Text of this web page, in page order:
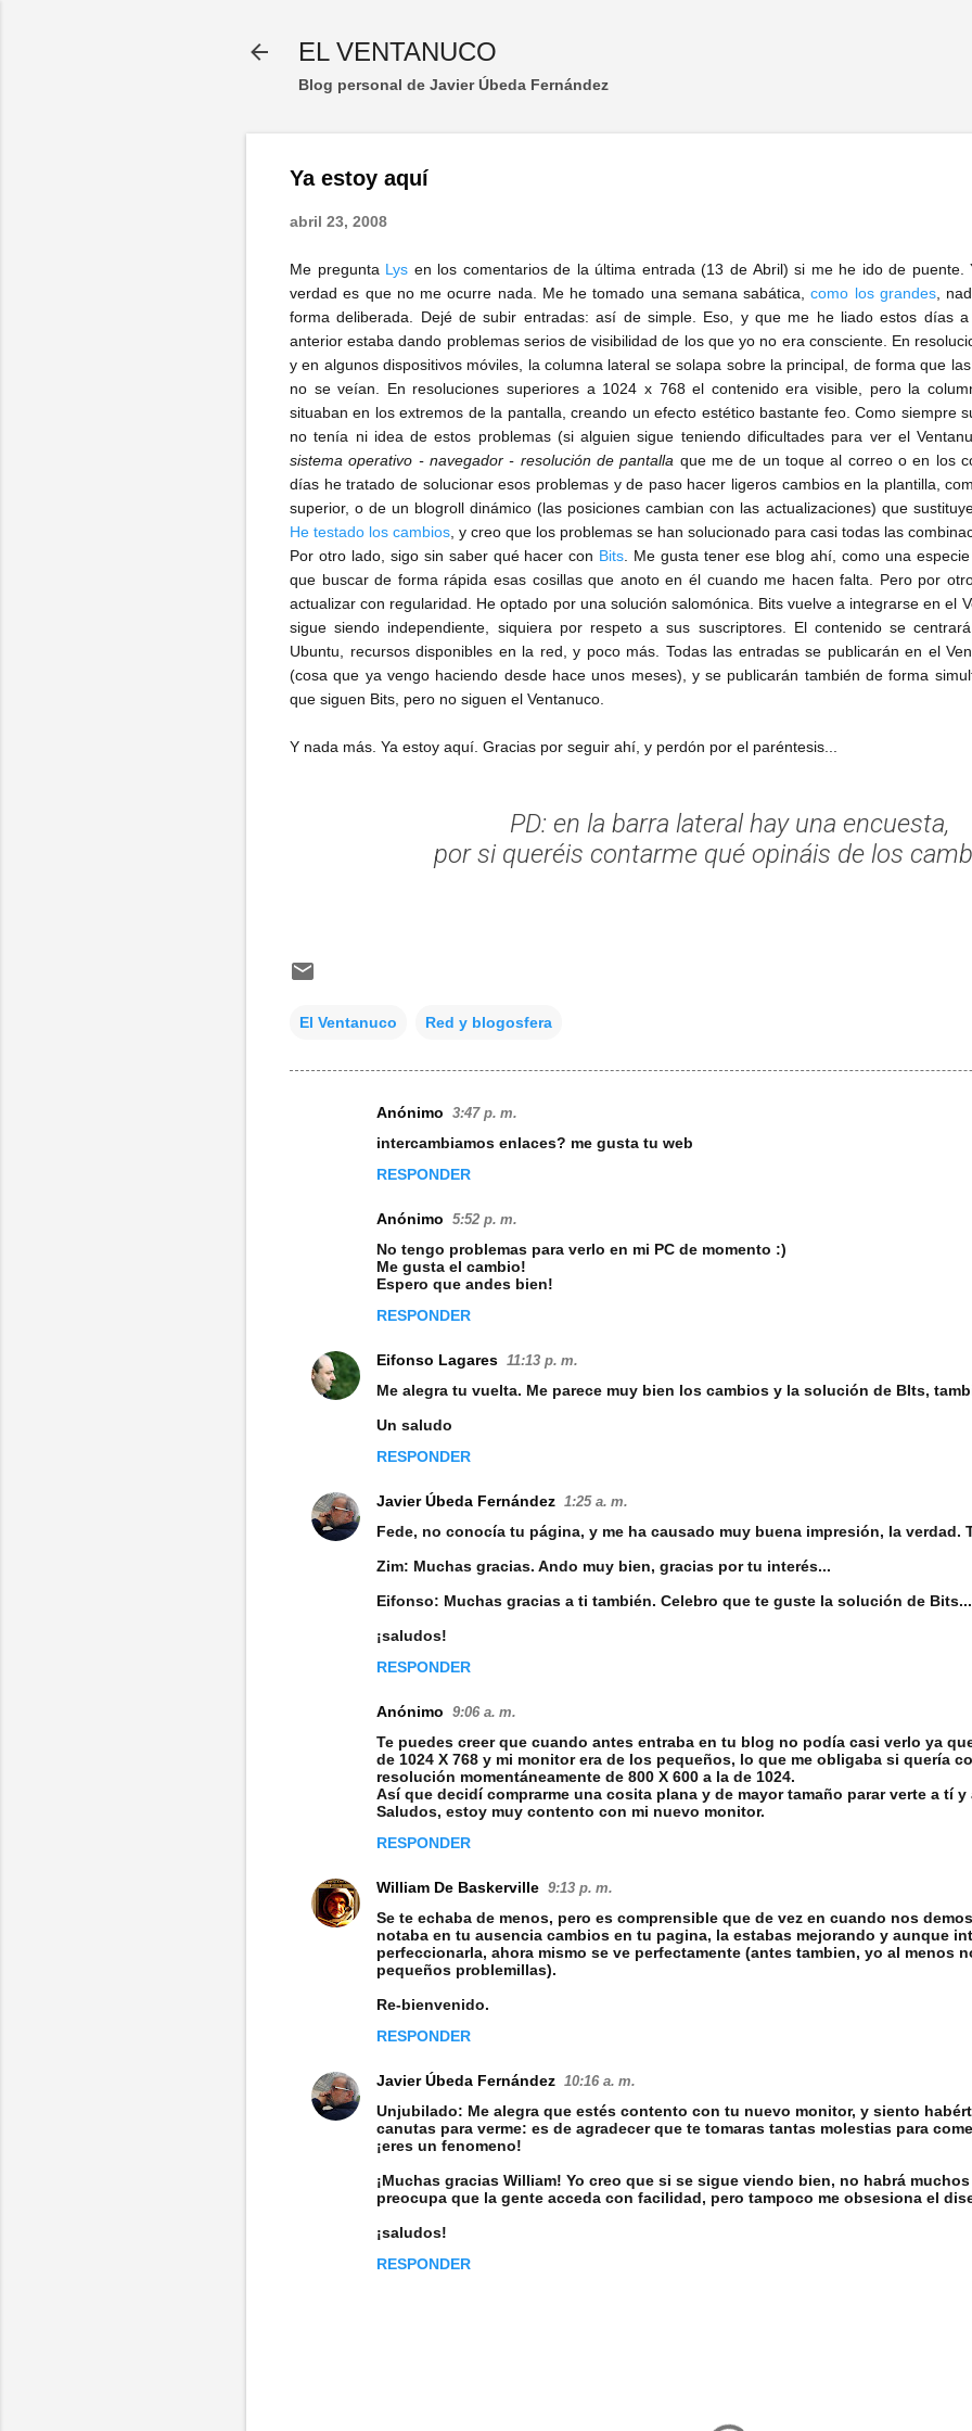
EL VENTANUCO
Blog personal de Javier Úbeda Fernández
Ya estoy aquí
abril 23, 2008
Me pregunta Lys en los comentarios de la última entrada (13 de Abril) si me he ido de puente.
verdad es que no me ocurre nada. Me he tomado una semana sabática,como los grandes,
forma deliberada. Dejé de subir entradas: así de simple. Eso, y que me he liado estos días
anterior estaba dando problemas serios de visibilidad de los que yo no era consciente. En
y en algunos dispositivos móviles, la columna lateral se solapa sobre la principal, de forma que
no se veían. En resoluciones superiores a 1024 x 768 el contenido era visible, pero la
situaban en los extremos de la pantalla, creando un efecto estético bastante feo. Como siempre
no tenía ni idea de estos problemas (si alguien sigue teniendo dificultades para ver el
sistema operativo - navegador - resolución de pantalla que me de un toque al correo o en los
días he tratado de solucionar esos problemas y de paso hacer ligeros cambios en la plantilla,
superior, o de un blogroll dinámico (las posiciones cambian con las actualizaciones) que
He testado los cambios , y creo que los problemas se han solucionado para casi todas las
Por otro lado, sigo sin saber qué hacer con Bits . Me gusta tener ese blog ahí, como una
que buscar de forma rápida esas cosillas que anoto en él cuando me hacen falta. Pero por
actualizar con regularidad. He optado por una solución salomónica. Bits vuelve a integrarse en el
sigue siendo independiente, siquiera por respeto a sus suscriptores. El contenido se
Ubuntu, recursos disponibles en la red, y poco más. Todas las entradas se publicarán en el
(cosa que ya vengo haciendo desde hace unos meses), y se publicarán también de forma
que siguen Bits, pero no siguen el Ventanuco.
Y nada más. Ya estoy aquí. Gracias por seguir ahí, y perdón por el paréntesis...
PD: en la barra lateral hay una encuesta,
por si queréis contarme qué opináis de los
El Ventanuco Red y blogosfera
i
o
Anónimo 3:47 p. m.
intercambiamos enlaces? me gusta tu web
RESPONDER
Anónimo 5:52 p. m.
No tengo problemas para verlo en mi PC de momento :)
Me gusta el cambio!
Espero que andes bien!
RESPONDER
Eifonso Lagares 11:13 p. m.
Me alegra tu vuelta. Me parece muy bien los cambios y la solución de BIts,
Un saludo
RESPONDER
Javier Úbeda Fernández 1:25 a. m.
Fede, no conocía tu página, y me ha causado muy buena impresión, la verdad.
Zim: Muchas gracias. Ando muy bien, gracias por tu interés...
Eifonso: Muchas gracias a ti también. Celebro que te guste la solución de Bits...
¡saludos!
RESPONDER
Anónimo 9:06 a. m.
Te puedes creer que cuando antes entraba en tu blog no podía casi verlo ya
de 1024 X 768 y mi monitor era de los pequeños, lo que me obligaba si quería
resolución momentáneamente de 800 X 600 a la de 1024.
Así que decidí comprarme una cosita plana y de mayor tamaño parar verte a tí y
Saludos, estoy muy contento con mi nuevo monitor.
RESPONDER
William De Baskerville 9:13 p. m.
Se te echaba de menos, pero es comprensible que de vez en cuando nos
notaba en tu ausencia cambios en tu pagina, la estabas mejorando y aunque
perfeccionarla, ahora mismo se ve perfectamente (antes tambien, yo al menos
pequeños problemillas).
Re-bienvenido.
RESPONDER
Javier Úbeda Fernández 10:16 a. m.
Unjubilado: Me alegra que estés contento con tu nuevo monitor, y siento
canutas para verme: es de agradecer que te tomaras tantas molestias para
¡eres un fenomeno!
¡Muchas gracias William! Yo creo que si se sigue viendo bien, no habrá
preocupa que la gente acceda con facilidad, pero tampoco me obsesiona el
¡saludos!
RESPONDER